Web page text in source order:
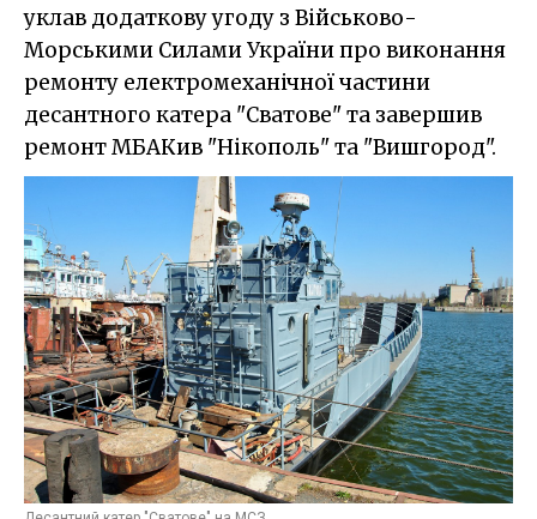
уклав додаткову угоду з Військово-
Морськими Силами України про виконання
ремонту електромеханічної частини
десантного катера "Сватове" та завершив
ремонт МБАКив "Нікополь" та "Вишгород".